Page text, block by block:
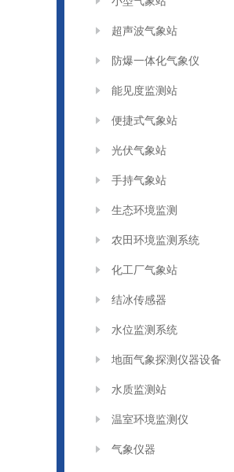
超声波气象站
防爆一体化气象仪
能见度监测站
便捷式气象站
光伏气象站
手持气象站
生态环境监测
农田环境监测系统
化工厂气象站
结冰传感器
水位监测系统
地面气象探测仪器设备
水质监测站
温室环境监测仪
气象仪器